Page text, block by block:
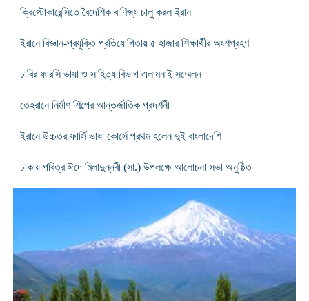
ক্রিপ্টোকারেন্সিতে বৈদেশিক বাণিজ্য চালু করল ইরান
ইরানে বিজ্ঞান-প্রযুক্তি প্রতিযোগিতায় ৫ হাজার শিক্ষার্থীর অংশগ্রহণ
ঢাবির ফারসি ভাষা ও সাহিত্য বিভাগ এলামনাই সম্মেলন
তেহরানে নির্মাণ শিল্পের আন্তর্জাতিক প্রদর্শনী
ইরানে উচ্চতর ফার্সি ভাষা কোর্সে প্রথম হলেন দুই বাংলাদেশি
ঢাকায় পবিত্র ঈদে মিলাদুন্নবী (সা.) উপলক্ষে আলোচনা সভা অনুষ্ঠিত